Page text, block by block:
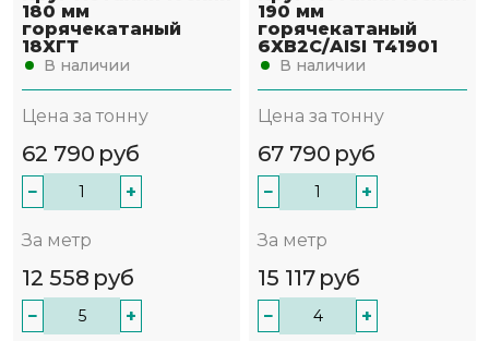
180 мм
горячекатаный
18ХГТ
В наличии
Цена за тонну
62 790 руб
− +
За метр
12 558 руб
− +
190 мм
горячекатаный
6ХВ2С/AISI T41901
В наличии
Цена за тонну
67 790 руб
− +
За метр
15 117 руб
− +